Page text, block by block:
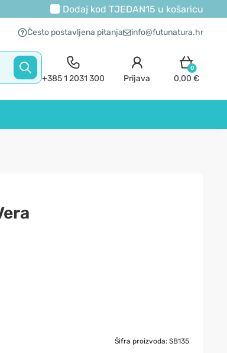
Dodaj kod TJEDAN15 u košaricu
Često postavljena pitanja info@futunatura.hr
+385 1 2031 300 Prijava
0
0,00 €
Šifra proizvoda: SB135